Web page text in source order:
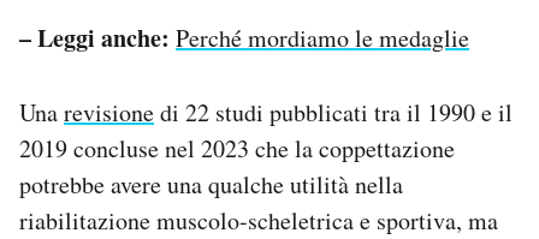
– Leggi anche: Perché mordiamo le medaglie
Unarevisionedi 22 studi pubblicati tra il 1990 e il
2019 concluse nel 2023 che la coppettazione
potrebbe avere una qualche utilità nella
riabilitazione muscolo-scheletrica e sportiva, ma